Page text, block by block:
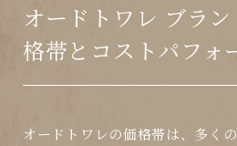
オードトワレ ブラ
格帯とコストパフォ
オードトワレの価格帯は、多く